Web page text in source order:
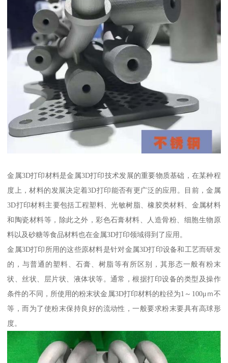
金属3D打印材料是金属3D打印技术发展的重要物质基础，在某种程
度上，材料的发展决定着3D打印能否有更广泛的应用。目前，金属
3D打印材料主要包括工程塑料、光敏树脂、橡胶类材料、金属材料
和陶瓷材料等，除此之外，彩色石膏材料、人造骨粉、细胞生物原
料以及砂糖等食品材料也在金属3D打印领域得到了应用。
金属3D打印所用的这些原材料是针对金属3D打印设备和工艺而研发
的，与普通的塑料、石膏、树脂等有所区别，其形态一般有粉末
状、丝状、层片状、液体状等。通常，根据打印设备的类型及操作
条件的不同，所使用的粉末状金属3D打印材料的粒径为1～100μｍ不
等，而为了使粉末保持良好的流动性，一般要求粉末要具有高球形
度。